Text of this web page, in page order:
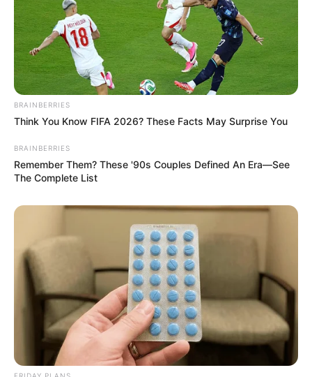
BRAINBERRIES
Think You Know FIFA 2026? These Facts May Surprise You
BRAINBERRIES
Remember Them? These '90s Couples Defined An Era—See
The Complete List
FRIDAY PLANS